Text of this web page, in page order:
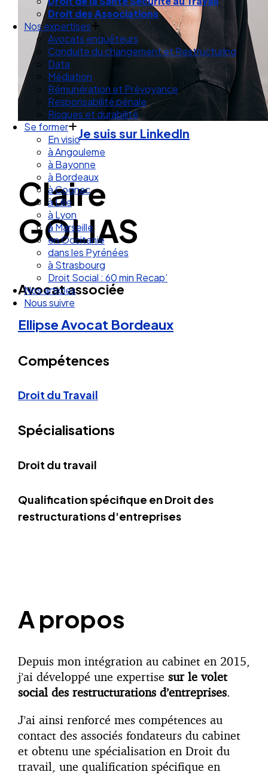
Droit des Associations
Nos expertises
Avocats enquêteurs
Conduite du changement et Restructuring
Data
Médiation
Rémunération et Prévoyance
Responsabilité pénale
Risques et durabilité
Se former
En visio
à Angouleme
à Bayonne
à Bordeaux
à Cognac
à Lille
à Lyon
à Marseille
en Occitanie
dans les Pyrénées
à Strasbourg
Droit Social : 60 min Recap’
Nos articles
Nous suivre
Je suis sur LinkedIn
Claire
GOLIAS
Avocat associée
Ellipse Avocat Bordeaux
Compétences
Droit du Travail
Spécialisations
Droit du travail
Qualification spécifique en Droit des
restructurations d'entreprises
A propos
Depuis mon intégration au cabinet en 2015,
j’ai développé une expertise sur le volet
social des restructurations d’entreprises.
J’ai ainsi renforcé mes compétences au
contact des associés fondateurs du cabinet
et obtenu une spécialisation en Droit du
travail, une qualification spécifique en